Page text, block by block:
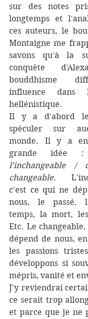
sur des notes
longtemps et
ces auteurs, le
Montaigne me
savons qu'à la
conquête
bouddhisme
influence dans
hellénistique.
Il y a d'abord
spéculer sur
monde. Il y a
grande idée
l'inchangeable /
changeable.
c'est ce qui ne
nous, le passé,
temps, la mort,
Etc. Le
dépend de nous,
les passions
développons si
mépris, vanité et
J'y reviendrai
ce serait trop
et parce que je ne